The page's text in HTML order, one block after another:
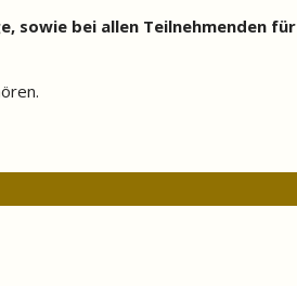
sowie bei allen Teilnehmenden für